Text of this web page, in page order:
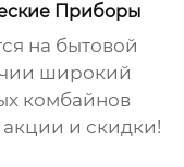
Приборы
на бытовой
широкий
комбайнов
акции и скидки!